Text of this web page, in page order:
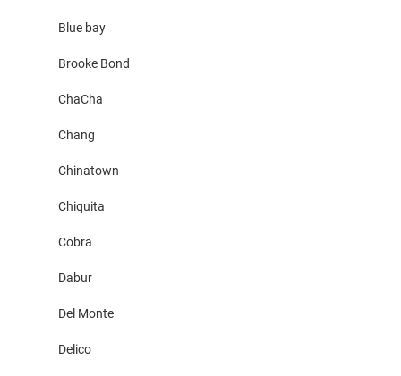
Blue bay
Brooke Bond
ChaCha
Chang
Chinatown
Chiquita
Cobra
Dabur
Del Monte
Delico